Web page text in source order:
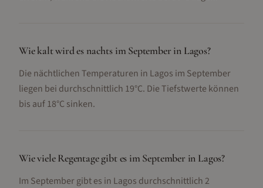
Wie kalt wird es nachts im September in Lagos?
Die nächtlichen Temperaturen in Lagos im September
liegen bei durchschnittlich 19°C. Die Tiefstwerte können
bis auf 18°C sinken.
Wie viele Regentage gibt es im September in Lagos?
Im September gibt es in Lagos durchschnittlich 2